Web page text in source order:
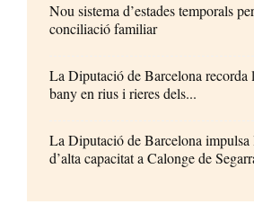
Nou sistema d’estades temporals
conciliació familiar
La Diputació de Barcelona
bany en rius i rieres dels...
La Diputació de Barcelona
d’alta capacitat a Calonge de